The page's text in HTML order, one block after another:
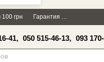
×
грн Гарантия
41, 050 515-46-13, 093